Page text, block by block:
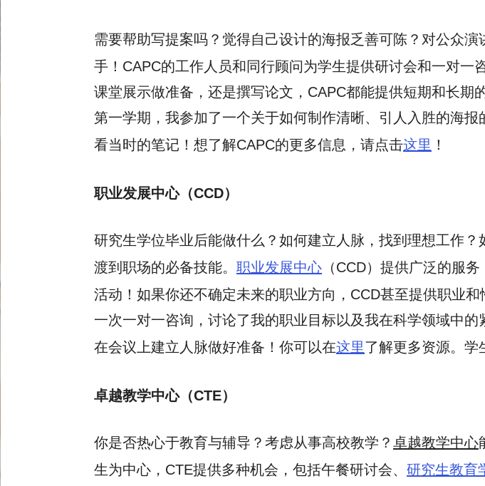
需要帮助写提案吗？觉得自己设计的海报乏善可陈？对公众演
手！CAPC的工作人员和同行顾问为学生提供研讨会和一对
课堂展示做准备，还是撰写论文，CAPC都能提供短期和长
第一学期，我参加了一个关于如何制作清晰、引人入胜的海
看当时的笔记！想了解CAPC的更多信息，请点击这里 ！
职业发展中心（CCD）
研究生学位毕业后能做什么？如何建立人脉，找到理想工作
渡到职场的必备技能。 职业发展中心 （CCD）提供广泛的服
活动！如果你还不确定未来的职业方向，CCD甚至提供职业
一次一对一咨询，讨论了我的职业目标以及我在科学领域中
在会议上建立人脉做好准备！你可以在这里了解更多资源。学
卓越教学中心（CTE）
你是否热心于教育与辅导？考虑从事高校教学？ 卓越教学中心
生为中心，CTE提供多种机会，包括午餐研讨会、 研究生教育